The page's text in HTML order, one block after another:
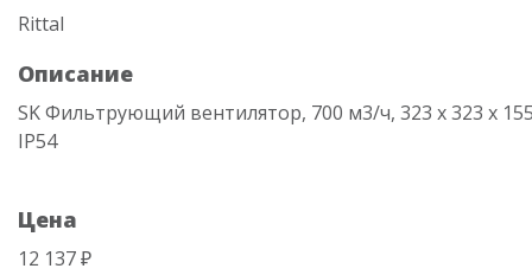
Rittal
Описание
SK Фильтрующий вентилятор, 700 м3/ч, 323 х 323 х
IP54
Цена
12 137 ₽